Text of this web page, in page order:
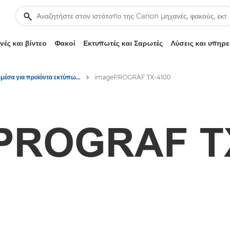
και βίντεο Φακοί Εκτυπωτές και Σαρωτές Λύσεις και
Πολυμέσα για προϊόντα εκτύπωσης μεγάλου μεγέθους – Κέντρο τύπου Canon imagePROGRAF TX-4100